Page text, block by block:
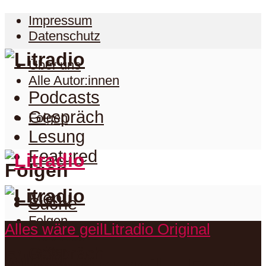
Impressum
Datenschutz
Über uns
Alle Autor:innen
Folgen
Folgen
Folgen
Facebook
Podcasts
Gespräch
Lesung
Featured
Menu
Suche
Podcasts
Alles wäre geil Litradio Original